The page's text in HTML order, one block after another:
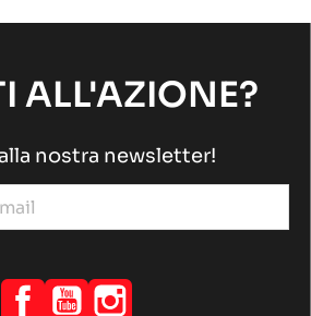
ALL'AZIONE?
nostra newsletter!
Facebook
YouTube